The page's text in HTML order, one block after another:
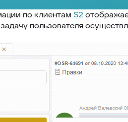
по клиентам S2
пользователя